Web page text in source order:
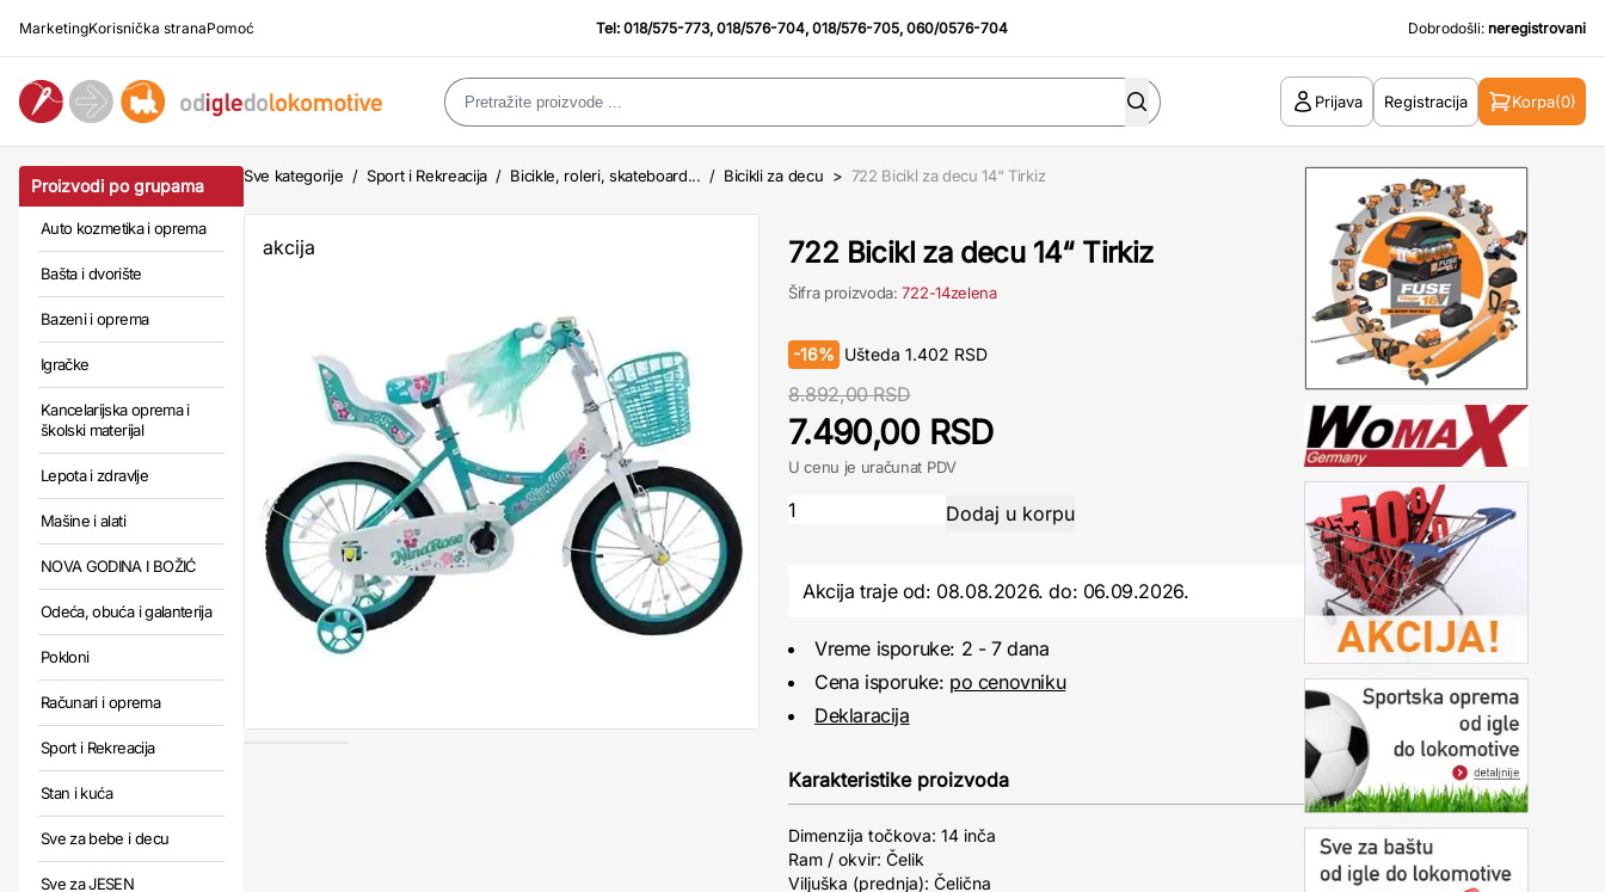
MarketingKorisnička stranaPomoć Tel:018/575-773,018/576-704,018/576-705,060/0576-704 Dobrodošli: neregistrovani
Prijava Registracija Korpa(0)
Proizvodi po grupama
Auto kozmetika i oprema
Bašta i dvorište
Bazeni i oprema
Igračke
Kancelarijska oprema i
školski materijal
Lepota i zdravlje
Mašine i alati
NOVA GODINA I BOŽIĆ
Odeća, obuća i galanterija
Pokloni
Računari i oprema
Sport i Rekreacija
Stan i kuća
Sve za bebe i decu
Sve za JESEN
Sve kategorije / Sport i Rekreacija / Bicikle, roleri, skateboard... / Bicikli za decu > 722 Bicikl za decu 14“ Tirkiz
akcija 722 Bicikl za decu 14“ Tirkiz
Šifra proizvoda:722-14zelena
-16% Ušteda 1.402 RSD
8.892,00 RSD
7.490,00 RSD
U cenu je uračunat PDV
Akcija traje od: 08.08.2026.do: 06.09.2026.
Vreme isporuke: 2 - 7 dana
Cena isporuke: po cenovniku
Deklaracija
Karakteristike proizvoda
Dimenzija točkova: 14 inča
Ram / okvir: Čelik
Viljuška (prednja): Čelična